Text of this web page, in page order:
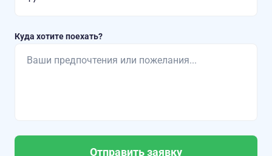
Куда хотите поехать?
Отправить заявку